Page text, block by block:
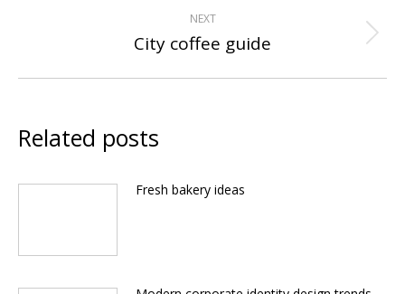
NEXT
Next
City coffee guide
Related posts
Fresh bakery ideas